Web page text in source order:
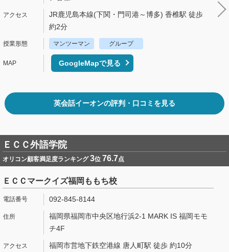
JR鹿児島本線(下関・門司港～博多) 香椎駅 徒歩
約2分
マンツーマン グループ
GoogleMapで見る
英会話イーオンの評判・口コミを見る
ＥＣＣ外語学院
オリコン顧客満足度ランキング3位 76.7点
ＥＣＣマークイズ福岡ももち校
092-845-8144
福岡県福岡市中央区地行浜2-1 MARK IS 福岡モモ
チ4F
福岡市営地下鉄空港線 唐人町駅 徒歩 約10分